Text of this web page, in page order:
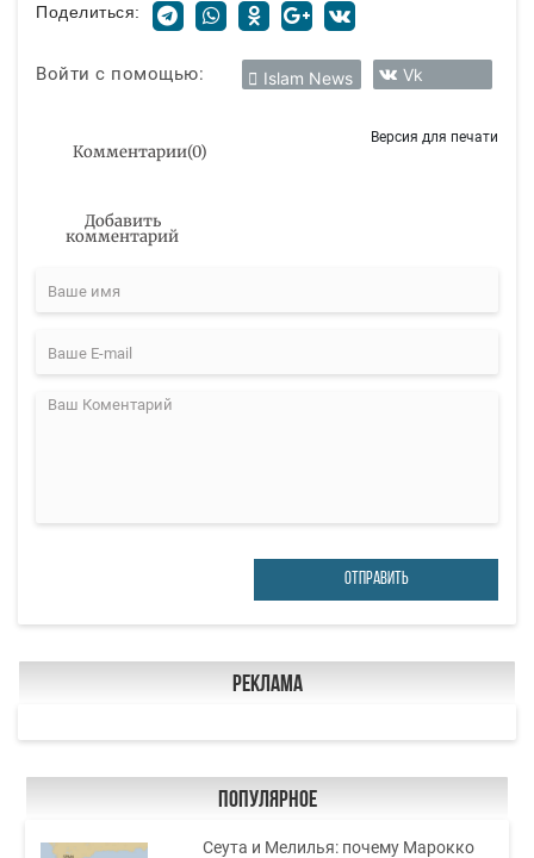
Поделиться:
Войти с помощью: Islam News Vk
Комментарии(0)
Версия для печати
Добавить
комментарий
ОТПРАВИТЬ
Реклама
Популярное
Сеута и Мелилья: почему Марокко